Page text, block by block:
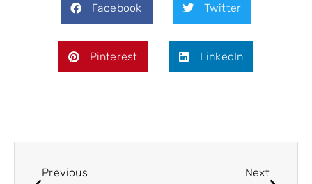
Facebook Twitter
Pinterest LinkedIn
Previous Next